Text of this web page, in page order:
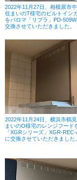
2022年11月27日、相模原市
住まいのT様宅のビルトイン
をパロマ「リプラ」PD-
交換させていただきました。
2022年11月24日、横浜市鶴
まいのO様宅のレンジフード
「XGRシリーズ」XGR-
に交換させていただきました。